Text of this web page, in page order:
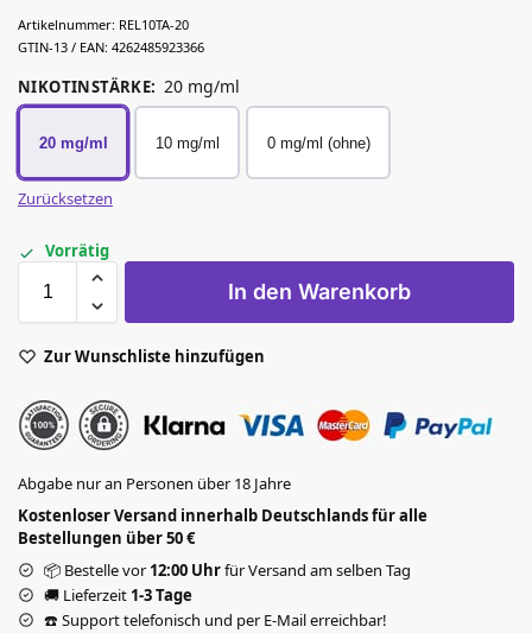
Artikelnummer: REL10TA-20
GTIN-13 / EAN: 4262485923366
NIKOTINSTÄRKE: 20 mg/ml
20 mg/ml 10 mg/ml 0 mg/ml (ohne)
Zurücksetzen
Vorrätig
In den Warenkorb
Zur Wunschliste hinzufügen
Abgabe nur an Personen über 18 Jahre
Kostenloser Versand innerhalb Deutschlands für alle
Bestellungen über 50 €
📦 Bestelle vor12:00 Uhrfür Versand am selben Tag
🚚 Lieferzeit 1-3 Tage
☎️ Support telefonisch und per E-Mail erreichbar!